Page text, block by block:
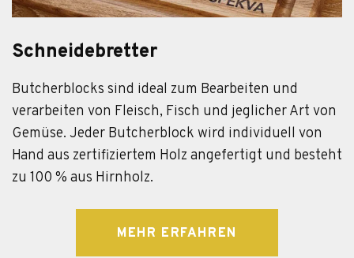
Schneidebretter
Butcherblocks sind ideal zum Bearbeiten und
verarbeiten von Fleisch, Fisch und jeglicher Art von
Gemüse. Jeder Butcherblock wird individuell von
Hand aus zertifiziertem Holz angefertigt und besteht
zu 100 % aus Hirnholz.
MEHR ERFAHREN